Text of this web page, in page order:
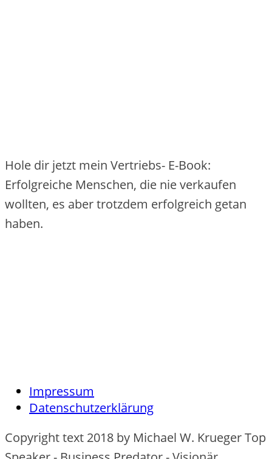
Hole dir jetzt mein Vertriebs- E-Book:
Erfolgreiche Menschen, die nie verkaufen
wollten, es aber trotzdem erfolgreich getan
haben.
Impressum
Datenschutzerklärung
Copyright text 2018 by Michael W. Krueger Top